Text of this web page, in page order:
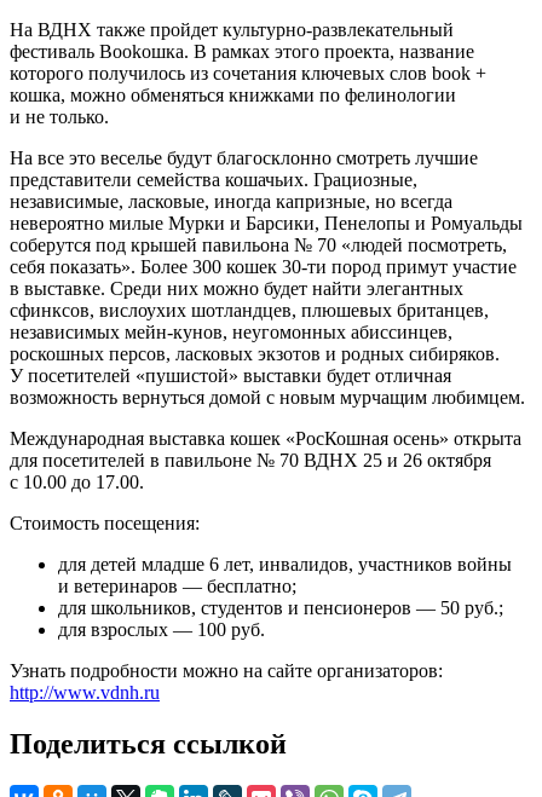
На ВДНХ также пройдет культурно-развлекательный
фестиваль Bookошка. В рамках этого проекта, название
которого получилось из сочетания ключевых слов book +
кошка, можно обменяться книжками по фелинологии
и не только.
На все это веселье будут благосклонно смотреть лучшие
представители семейства кошачьих. Грациозные,
независимые, ласковые, иногда капризные, но всегда
невероятно милые Мурки и Барсики, Пенелопы и Ромуальды
соберутся под крышей павильона № 70 «людей посмотреть,
себя показать». Более 300 кошек 30-ти пород примут участие
в выставке. Среди них можно будет найти элегантных
сфинксов, вислоухих шотландцев, плюшевых британцев,
независимых мейн-кунов, неугомонных абиссинцев,
роскошных персов, ласковых экзотов и родных сибиряков.
У посетителей «пушистой» выставки будет отличная
возможность вернуться домой с новым мурчащим любимцем.
Международная выставка кошек «РосКошная осень» открыта
для посетителей в павильоне № 70 ВДНХ 25 и 26 октября
с 10.00 до 17.00.
Стоимость посещения:
для детей младше 6 лет, инвалидов, участников войны
и ветеринаров — бесплатно;
для школьников, студентов и пенсионеров — 50 руб.;
для взрослых — 100 руб.
Узнать подробности можно на сайте организаторов:
http://www.vdnh.ru
Поделиться ссылкой